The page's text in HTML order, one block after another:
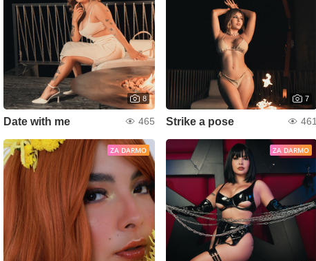
8
Date with me 465
7
Strike a pose 461
ZA DARMO ZA DARMO